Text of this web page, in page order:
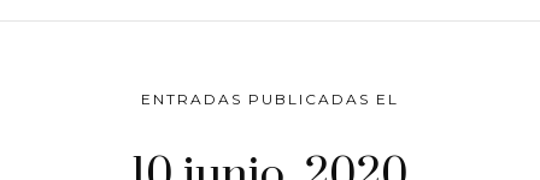
ENTRADAS PUBLICADAS EL